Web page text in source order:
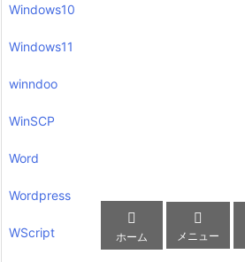
Windows10
Windows11
winndoo
WinSCP
Word
Wordpress
WScript

ホーム

メニュー